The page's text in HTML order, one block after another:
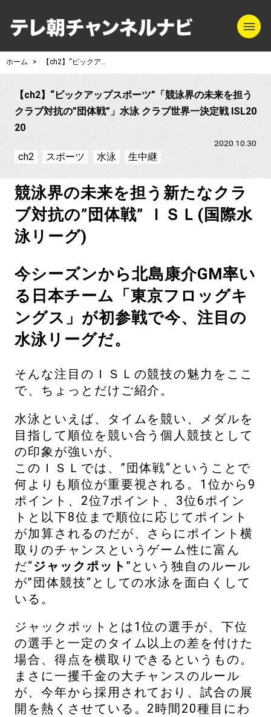
テレ朝チャンネ
ホーム 【ch2】“ピックアップスポーツ”「競泳界の未来を担うクラブ対抗の”団体戦”」水泳 クラブ世界一決定戦 ISL2020
【ch2】“ピックアップスポーツ”「競泳界の未来を担う
クラブ対抗の”団体戦”」水泳 クラブ世界一決定戦 ISL20
20
2020.10.30
ch2 スポーツ 水泳 生中継
競泳界の未来を担う新たなクラ
ブ対抗の”団体戦” ＩＳＬ(国際水
泳リーグ)
今シーズンから北島康介GM率い
る日本チーム「東京フロッグキ
ングス」が初参戦で今、注目の
水泳リーグだ。
そんな注目のＩＳＬの競技の魅力をここ
で、ちょっとだけご紹介。
水泳といえば、タイムを競い、メダルを
目指して順位を競い合う個人競技として
の印象が強いが、
このＩＳＬでは、”団体戦“ということで
何よりも順位が重要視される。1位から9
ポイント、2位7ポイント、3位6ポイン
トと以下8位まで順位に応じてポイント
が加算されるのだが、さらにポイント横
取りのチャンスというゲーム性に富ん
だ“ジャックポット ”という独自のルール
が”団体競技“としての水泳を面白くして
いる。
ジャックポットとは1位の選手が、下位
の選手と一定のタイム以上の差を付けた
場合、得点を横取りできるというもの。
まさに一攫千金の大チャンスのルール
が、今年から採用されており、試合の展
開を熱くさせている。2時間20種目にわ